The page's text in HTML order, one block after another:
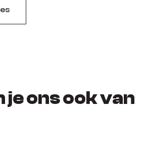
je ons ook van